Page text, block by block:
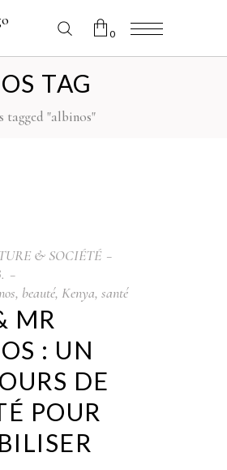
0
cart. TAG
tagged "albinos"
& SOCIÉTÉ
, beauté, Kenya, santé
MR
: UN
DE
POUR